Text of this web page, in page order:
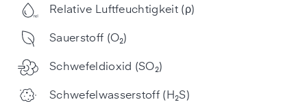
Relative Luftfeuchtigkeit (ρ)
Sauerstoff (O₂)
Schwefeldioxid (SO₂)
Schwefel­wasserstoff (H₂S)